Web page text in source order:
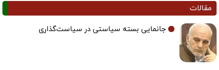
مقالات
جانمایی بسته سیاستی در سیاست‌گذاری